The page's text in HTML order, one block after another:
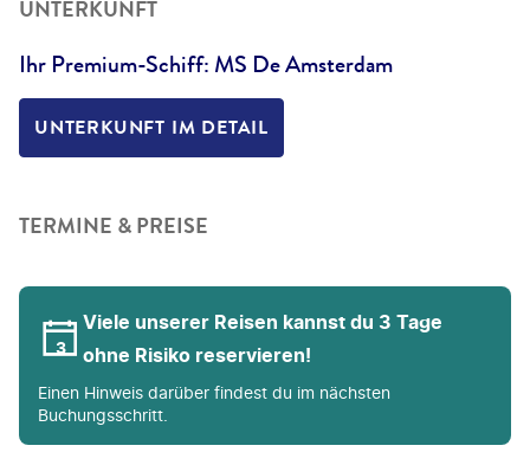
UNTERKUNFT
Ihr Premium-Schiff: MS De Amsterdam
UNTERKUNFT IM DETAIL
TERMINE & PREISE
Viele unserer Reisen kannst du 3 Tage
ohne Risiko reservieren!
Einen Hinweis darüber findest du im nächsten
Buchungsschritt.